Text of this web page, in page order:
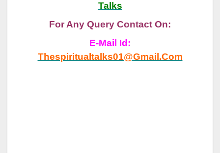
Talks
For Any Query Contact On:
E-Mail Id:
Thespiritualtalks01@gmail.com